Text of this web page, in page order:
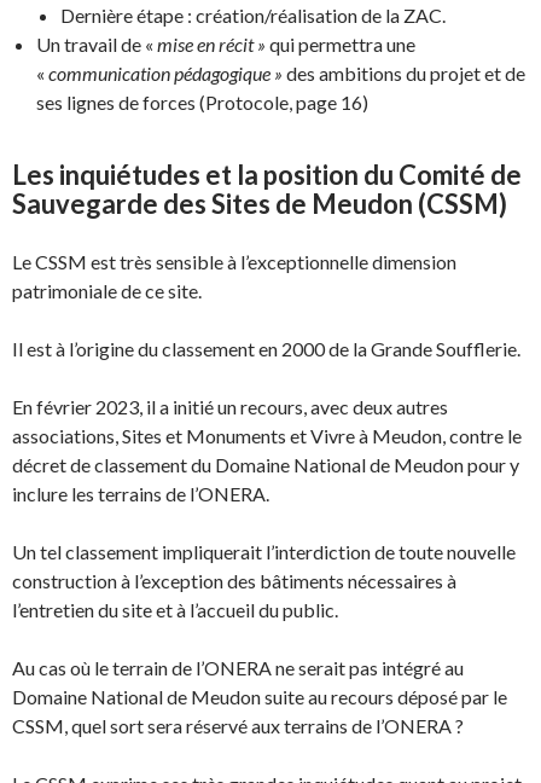
Dernière étape : création/réalisation de la ZAC.
Un travail de « mise en récit » qui permettra une
« communication pédagogique » des ambitions du projet et de
ses lignes de forces (Protocole, page 16)
Les inquiétudes et la position du Comité de
Sauvegarde des Sites de Meudon (CSSM)
Le CSSM est très sensible à l’exceptionnelle dimension
patrimoniale de ce site.
Il est à l’origine du classement en 2000 de la Grande Soufflerie.
En février 2023, il a initié un recours, avec deux autres
associations, Sites et Monuments et Vivre à Meudon, contre le
décret de classement du Domaine National de Meudon pour y
inclure les terrains de l’ONERA.
Un tel classement impliquerait l’interdiction de toute nouvelle
construction à l’exception des bâtiments nécessaires à
l’entretien du site et à l’accueil du public.
Au cas où le terrain de l’ONERA ne serait pas intégré au
Domaine National de Meudon suite au recours déposé par le
CSSM, quel sort sera réservé aux terrains de l’ONERA ?